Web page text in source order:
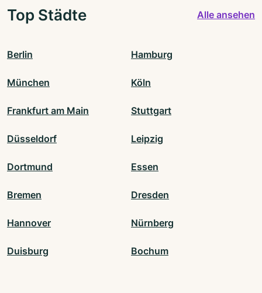
Top Städte Alle ansehen
Berlin Hamburg
München Köln
Frankfurt am Main Stuttgart
Düsseldorf Leipzig
Dortmund Essen
Bremen Dresden
Hannover Nürnberg
Duisburg Bochum